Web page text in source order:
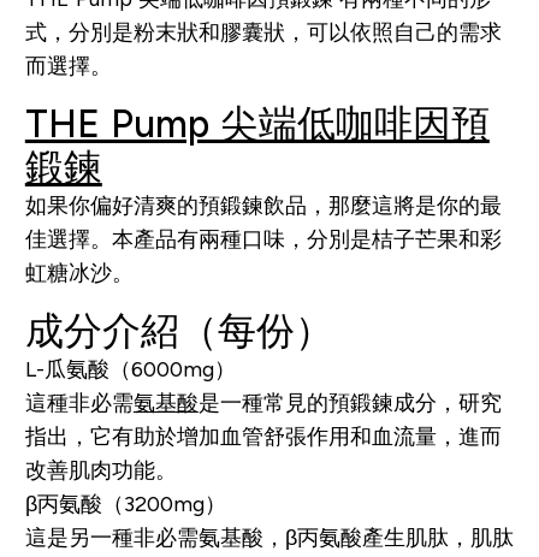
式，分別是粉末狀和膠囊狀，可以依照自己的需求
而選擇。
THE Pump 尖端低咖啡因預
鍛鍊
如果你偏好清爽的預鍛鍊飲品，那麼這將是你的最
佳選擇。本產品有兩種口味，分別是桔子芒果和彩
虹糖冰沙。
成分介紹（每份）
L-瓜氨酸（6000mg）
這種非必需氨基酸是一種常見的預鍛鍊成分，研究
指出，它有助於增加血管舒張作用和血流量，進而
改善肌肉功能。
β丙氨酸（3200mg）
這是另一種非必需氨基酸，β丙氨酸產生肌肽，肌肽